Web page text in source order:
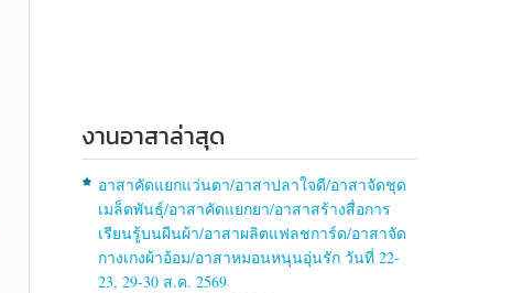
งานอาสาล่าสุด
อาสาคัดแยกแว่นตา/อาสาปลาใจดี/อาสาจัดชุด
เมล็ดพันธุ์/อาสาคัดแยกยา/อาสาสร้างสื่อการ
เรียนรู้บนผืนผ้า/อาสาผลิตแฟลชการ์ด/อาสาจัด
กางเกงผ้าอ้อม/อาสาหมอนหนุนอุ่นรัก วันที่ 22-
23, 29-30 ส.ค. 2569